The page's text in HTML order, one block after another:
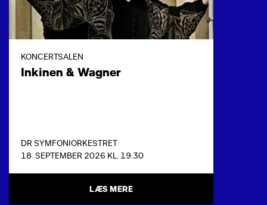
KONCERTSALEN
Inkinen & Wagner
DR SYMFONIORKESTRET
18. SEPTEMBER 2026 KL. 19.30
LÆS MERE